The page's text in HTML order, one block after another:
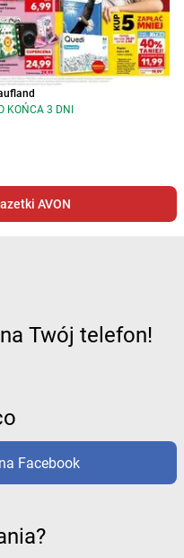
KOŃCA 3 DNI
AVON
Twój telefon!
Facebook